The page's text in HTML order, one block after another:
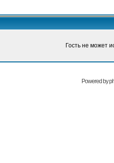
Гость не может
Powered by